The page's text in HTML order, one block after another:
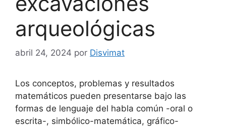
arqueológicas
abril 24, 2024 por Disvimat
Los conceptos, problemas y resultados
matemáticos pueden presentarse bajo las
formas de lenguaje del habla común -oral o
escrita-, simbólico-matemática, gráfico-